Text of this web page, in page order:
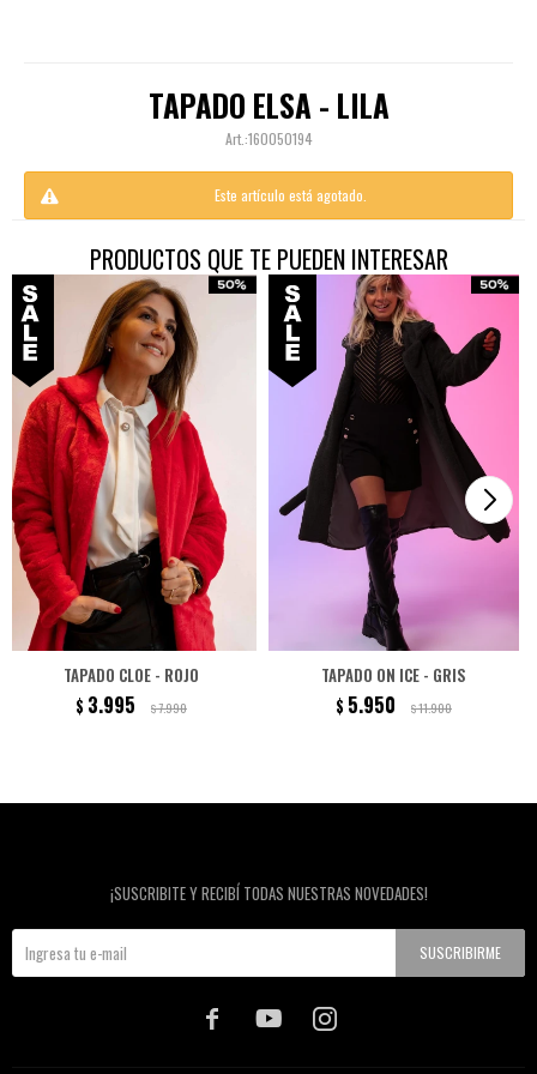
TAPADO ELSA - LILA
160050194
Este artículo está agotado.
PRODUCTOS QUE TE PUEDEN INTERESAR
TAPADO CLOE - ROJO
$ 3.995 $7.990
TAPADO ON ICE - GRIS
$ 5.950 $11.900
¡SUSCRIBITE Y RECIBÍ TODAS NUESTRAS NOVEDADES!
SUSCRIBIRME
  